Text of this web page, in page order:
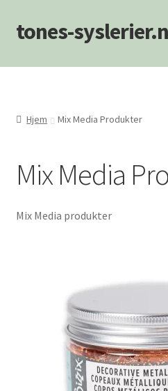
Hopp
til
Hopp
til
tones-
Hjem
NYHETER
Om oss/Kontakt
Tips og ideer
Hjem Mix Media Produkter
Mix Media
Mix Media produkter